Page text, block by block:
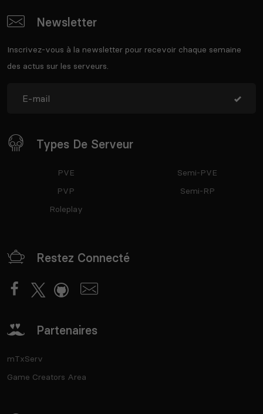
Newsletter
Inscrivez-vous à la newsletter pour recevoir chaque semaine
des actus sur les serveurs.
Types De Serveur
PVE
PVP
Roleplay
Semi-PVE
Semi-RP
Restez Connecté
Partenaires
mTxServ
Game Creators Area